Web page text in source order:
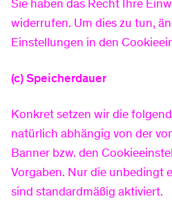
Sie haben das Recht Ihre
widerrufen. Um dies zu tun,
Einstellungen in den
(c) Speicherdauer
Konkret setzen wir die
natürlich abhängig von der
Banner bzw. den
Vorgaben. Nur die unbedingt
sind standardmäßig aktiviert.